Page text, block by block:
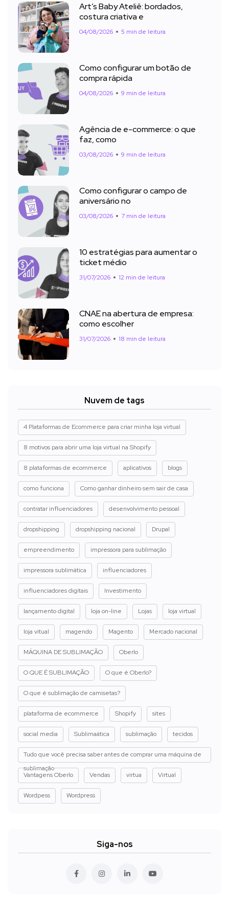
Art’s Baby Ateliê: bordados,
costura criativa e
04/08/2026 5 min de leitura
Como configurar um botão de
compra rápida
04/08/2026 9 min de leitura
Agência de e-commerce: o que
faz, como
03/08/2026 9 min de leitura
Como configurar o campo de
aniversário no
03/08/2026 7 min de leitura
10 estratégias para aumentar o
ticket médio
31/07/2026 12 min de leitura
CNAE na abertura de empresa:
como escolher
31/07/2026 18 min de leitura
Nuvem de tags
4 Plataformas de Ecommerce para criar minha loja virtual
8 motivos para abrir uma loja virtual na Shopify
8 plataformas de ecommerce aplicativos blogs
como funciona Como ganhar dinheiro sem sair de casa
contratar influenciadores desenvolvimento pessoal
dropshipping dropshipping nacional Drupal
empreendimento impressora para sublimação
impressora sublimática influenciadores
influenciadores digitais Investimento
lançamento digital loja on-line Lojas loja virtual
loja vitual magendo Magento Mercado nacional
MÁQUINA DE SUBLIMAÇÃO Oberlo
O QUE É SUBLIMAÇÃO O que é Oberlo?
O que é sublimação de camisetas?
plataforma de ecommerce Shopify sites
social media Sublimaática sublimação tecidos
Tudo que você precisa saber antes de comprar uma máquina de
sublimação
Vantagens Oberlo
Vendas virtua Virtual
Wordpess Wordpress
Siga-nos